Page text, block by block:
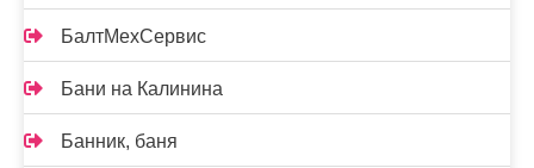
БалтМехСервис
Бани на Калинина
Банник, баня